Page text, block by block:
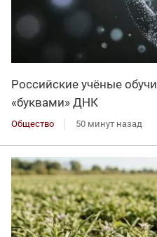
Российские учёные
«буквами» ДНК
Общество 50 минут назад